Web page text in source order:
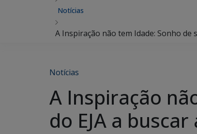
Notícias
A Inspiração não tem Idade: Sonho de
Notícias
A Inspiração
do EJA a buscar